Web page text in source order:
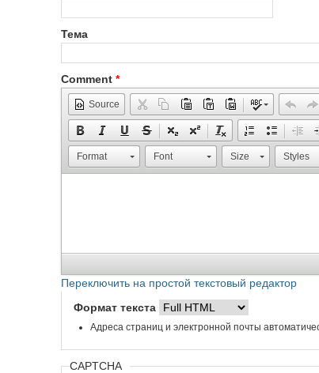
Тема
Comment *
Source
Format Font Size Styles
Переключить на простой текстовый редактор
Формат текста
Адреса страниц и электронной почты
CAPTCHA